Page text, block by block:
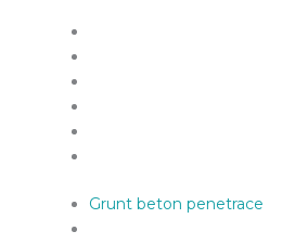
Grunt beton penetrace